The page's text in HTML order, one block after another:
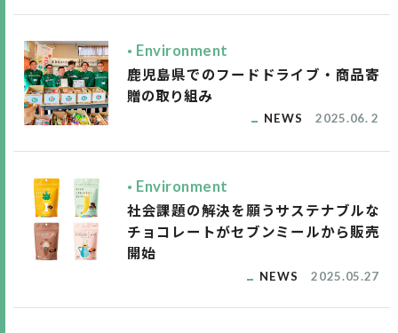
Environment
鹿児島県でのフードドライブ・商品寄
贈の取り組み
NEWS 2025.06. 2
Environment
社会課題の解決を願うサステナブルな
チョコレートがセブンミールから販売
開始
NEWS 2025.05.27